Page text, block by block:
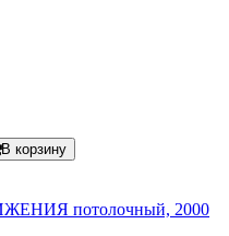
В корзину